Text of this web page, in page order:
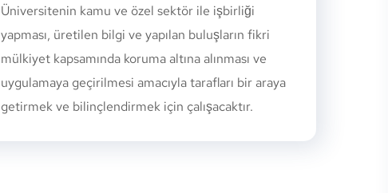
Üniversitenin kamu ve özel sektör ile işbirliği
yapması, üretilen bilgi ve yapılan buluşların fikri
mülkiyet kapsamında koruma altına alınması ve
uygulamaya geçirilmesi amacıyla tarafları bir araya
getirmek ve bilinçlendirmek için çalışacaktır.